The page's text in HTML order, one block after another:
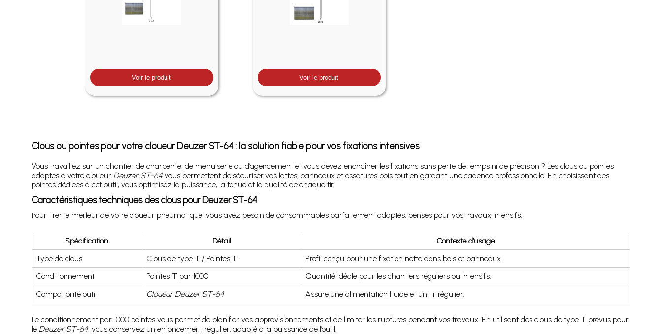
Voir le produit Voir le produit
Clous ou pointes pour votre cloueur Deuzer ST-64 : la solution fiable pour vos fixations intensives
Vous travaillez sur un chantier de charpente, de menuiserie ou d’agencement et vous devez enchaîner les fixations sans perte de temps ni de précision ? Les clous ou pointes
adaptés à votre cloueur Deuzer ST-64vous permettent de sécuriser vos lattes, panneaux et ossatures bois tout en gardant une cadence professionnelle. En choisissant des
pointes dédiées à cet outil, vous optimisez la puissance, la tenue et la qualité de chaque tir.
Caractéristiques techniques des clous pour Deuzer ST-64
Pour tirer le meilleur de votre cloueur pneumatique, vous avez besoin de consommables parfaitement adaptés, pensés pour vos travaux intensifs.
Spécification Détail
Contexte d’usage
Type de clous
Clous de type T / Pointes T
Profil conçu pour une fixation nette dans bois et panneaux.
Conditionnement
Pointes T par 1000
Quantité idéale pour les chantiers réguliers ou intensifs.
Compatibilité outil
Cloueur Deuzer ST-64 Assure une alimentation fluide et un tir régulier.
Le conditionnement par 1000 pointes vous permet de planifier vos approvisionnements et de limiter les ruptures pendant vos travaux. En utilisant des clous de type T prévus pour
le Deuzer ST-64, vous conservez un enfoncement régulier, adapté à la puissance de l’outil.